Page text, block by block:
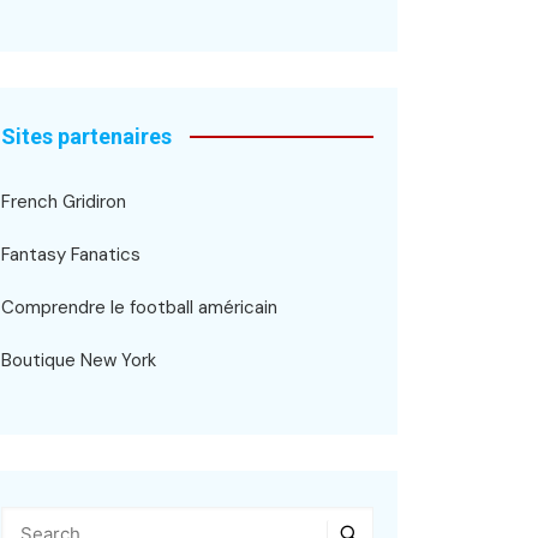
Sites partenaires
French Gridiron
Fantasy Fanatics
Comprendre le football américain
Boutique New York